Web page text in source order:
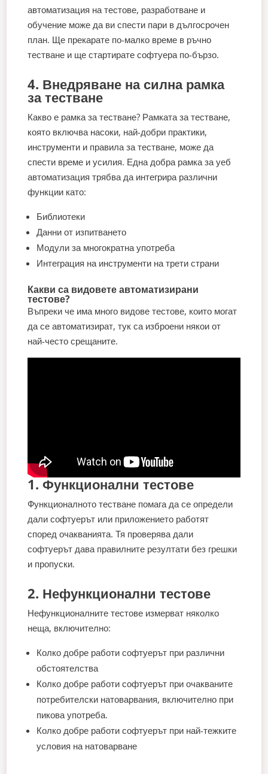
автоматизация на тестове, разработване и
обучение може да ви спести пари в дългосрочен
план. Ще прекарате по-малко време в ръчно
тестване и ще стартирате софтуера по-бързо.
4. Внедряване на силна рамка
за тестване
Какво е рамка за тестване? Рамката за тестване,
която включва насоки, най-добри практики,
инструменти и правила за тестване, може да
спести време и усилия. Една добра рамка за уеб
автоматизация трябва да интегрира различни
функции като:
Библиотеки
Данни от изпитването
Модули за многократна употреба
Интеграция на инструменти на трети страни
Какви са видовете автоматизирани
тестове?
Въпреки че има много видове тестове, които могат
да се автоматизират, тук са изброени някои от
най-често срещаните.
1. Функционални тестове
Функционалното тестване помага да се определи
дали софтуерът или приложението работят
според очакванията. Тя проверява дали
софтуерът дава правилните резултати без грешки
и пропуски.
2. Нефункционални тестове
Нефункционалните тестове измерват няколко
неща, включително:
Колко добре работи софтуерът при различни
обстоятелства
Колко добре работи софтуерът при очакваните
потребителски натоварвания, включително при
пикова употреба.
Колко добре работи софтуерът при най-тежките
условия на натоварване